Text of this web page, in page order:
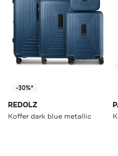
-30%*
REDOLZ
Koffer dark blue metallic